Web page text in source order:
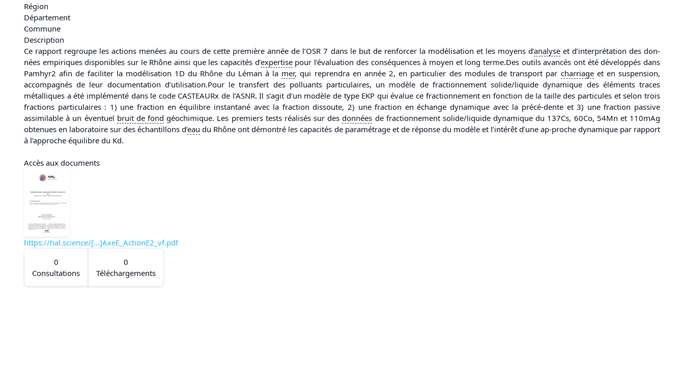
Région
Département
Commune
Description
Ce rapport regroupe les actions menées au cours de cette première année de l’OSR 7 dans le but de renforcer la modélisation et les moyens d’analyseet d’interprétation des don-
nées empiriques disponibles sur le Rhône ainsi que les capacités d’expertisepour l’évaluation des conséquences à moyen et long terme.Des outils avancés ont été développés dans
Pamhyr2 afin de faciliter la modélisation 1D du Rhône du Léman à la mer, qui reprendra en année 2, en particulier des modules de transport par charriageet en suspension,
accompagnés de leur documentation d’utilisation.Pour le transfert des polluants particulaires, un modèle de fractionnement solide/liquide dynamique des éléments traces
métalliques a été implémenté dans le code CASTEAURx de l’ASNR. Il s’agit d’un modèle de type EKP qui évalue ce fractionnement en fonction de la taille des particules et selon trois
fractions particulaires : 1) une fraction en équilibre instantané avec la fraction dissoute, 2) une fraction en échange dynamique avec la précé-dente et 3) une fraction passive
assimilable à un éventuel bruit de fond géochimique. Les premiers tests réalisés sur desdonnées de fractionnement solide/liquide dynamique du 137Cs, 60Co, 54Mn et 110mAg
obtenues en laboratoire sur des échantillons d’eau du Rhône ont démontré les capacités de paramétrage et de réponse du modèle et l’intérêt d’une ap-proche dynamique par rapport
à l’approche équilibre du Kd.
Accès aux documents
https://hal.science/[...]AxeE_ActionE2_vf.pdf
0
Consultations
0
Téléchargements